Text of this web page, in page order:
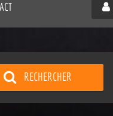
RECHERCHER